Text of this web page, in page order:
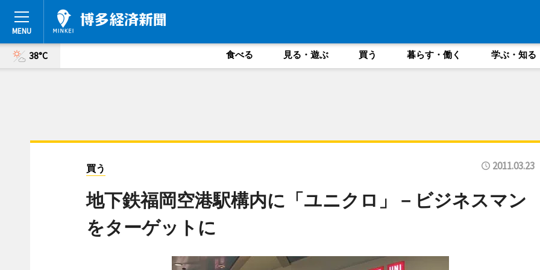
38°C 食べる 見る・遊ぶ 買う 暮らす・働く 学ぶ・知る
買う 2011.03.23
地下鉄福岡空港駅構内に「ユニクロ」－ビジネスマン
をターゲットに